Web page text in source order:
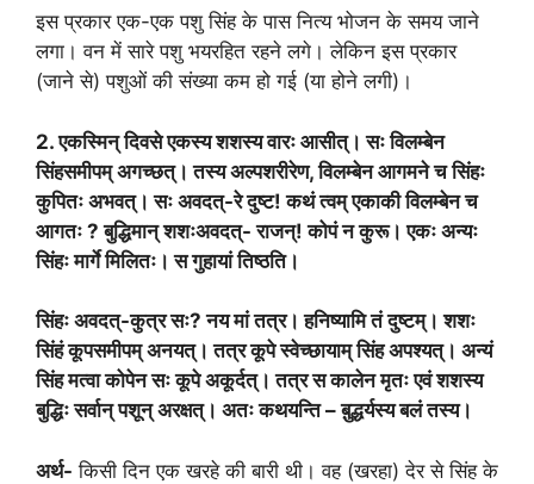
इस प्रकार एक-एक पशु सिंह के पास नित्य भोजन के समय जाने
लगा। वन में सारे पशु भयरहित रहने लगे। लेकिन इस प्रकार
(जाने से) पशुओं की संख्या कम हो गई (या होने लगी)।
2. एकस्मिन् दिवसे एकस्य शशस्य वारः आसीत्। सः विलम्बेन
सिंहसमीपम् अगच्छत्। तस्य अल्पशरीरेण,विलम्बेन आगमने च सिंहः
कुपितः अभवत्। सः अवदत्-रे दुष्ट! कथं त्वम् एकाकी विलम्बेन च
आगतः ?बुद्धिमान् शशःअवदत्- राजन्! कोपं न कुरू। एकः अन्यः
सिंहः मार्गे मिलितः। स गुहायां तिष्ठति।
सिंहः अवदत्-कुत्र सः?नय मां तत्र। हनिष्यामि तं दुष्टम्। शशः
सिंहं कूपसमीपम् अनयत्। तत्र कूपे स्वेच्छायाम् सिंह अपश्यत्। अन्यं
सिंह मत्वा कोपेन सः कूपे अकूर्दत्। तत्र स कालेन मृतः एवं शशस्य
बुद्धिः सर्वान् पशून् अरक्षत्। अतः कथयन्ति – बु़द्धर्यस्य बलं तस्य।
अर्थ- किसी दिन एक खरहे की बारी थी। वह (खरहा) देर से सिंह के